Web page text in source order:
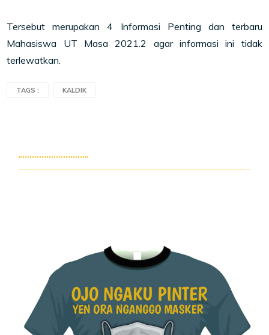
Tersebut merupakan 4 Informasi Penting dan terbaru
Mahasiswa UT Masa 2021.2 agar informasi ini tidak
terlewatkan.
TAGS : KALDIK